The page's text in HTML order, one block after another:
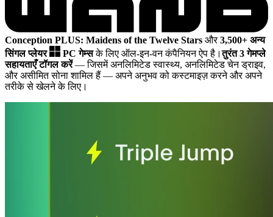
Conception PLUS: Maidens of the Twelve Stars और3,500+ अन्य
सिंगल प्लेयर
PC गेम्सके लिए ऑल-इन-वन कंपैनियन ऐप है।तुरंत 3 गेमप्ले
सहायताएँ टॉगल करें— जिसमें अनलिमिटेड स्वास्थ्य, अनलिमिटेड चेन ड्राइव,
और असीमित सोना शामिल हैं — अपने अनुभव को कस्टमाइज़ करने और अपने
तरीके से खेलने के लिए।